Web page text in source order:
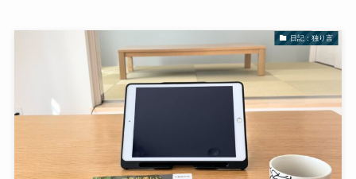
日記：独り言